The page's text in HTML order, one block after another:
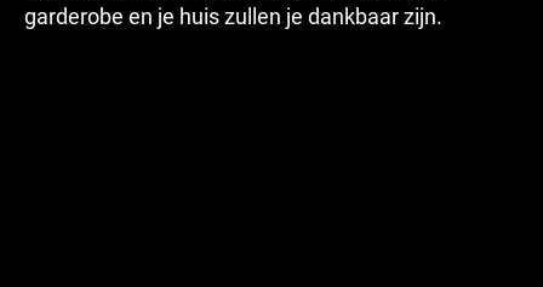
garderobe en je huis zullen je dankbaar zijn.